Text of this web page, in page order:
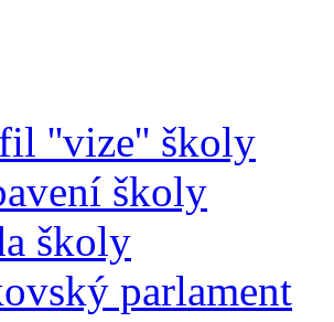
''vize'' školy
školy
školy
parlament